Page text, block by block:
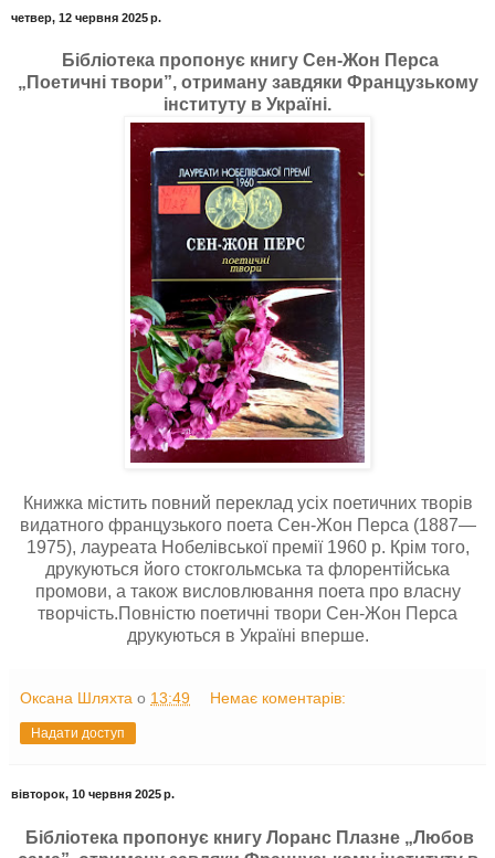
четвер, 12 червня 2025 р.
Бібліотека пропонує книгу Сен-Жон Перса
„Поетичні твори”, отриману завдяки Французькому
інституту в Україні.
Книжка містить повний переклад усіх поетичних творів
видатного французького поета Сен-Жон Перса (1887—
1975), лауреата Нобелівської премії 1960 р. Крім того,
друкуються його стокгольмська та флорентійська
промови, а також висловлювання поета про власну
творчість.Повністю поетичні твори Сен-Жон Перса
друкуються в Україні вперше.
Оксана Шляхта о 13:49 Немає коментарів:
Надати доступ
вівторок, 10 червня 2025 р.
Бібліотека пропонує книгу Лоранс Плазне „Любов